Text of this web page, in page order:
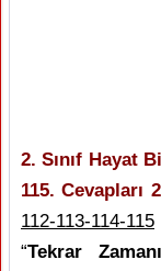
2. Sınıf Hayat
115. Cevapları
112-113-114-115
“Tekrar